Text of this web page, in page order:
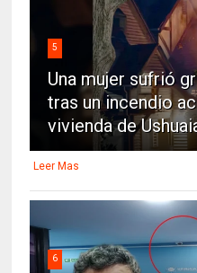
5
Una mujer sufrió
tras un incendio
vivienda de
Leer Mas
6